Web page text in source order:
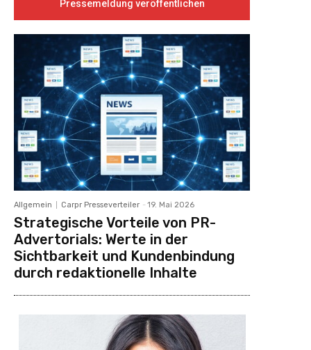
Pressemeldung veröffentlichen
Allgemein Carpr Presseverteiler - 19. Mai 2026
Strategische Vorteile von PR-
Advertorials: Werte in der
Sichtbarkeit und Kundenbindung
durch redaktionelle Inhalte